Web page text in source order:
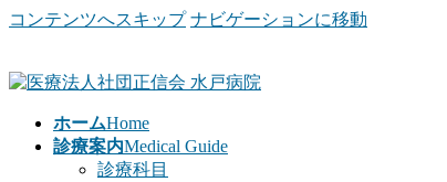
コンテンツへスキップ ナビゲーションに移動
ホームHome
診療案内Medical Guide
診療科目